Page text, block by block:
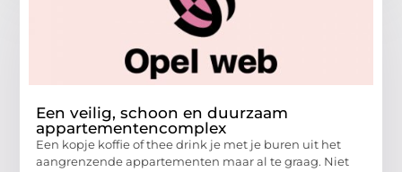
Een veilig, schoon en duurzaam
appartementencomplex
Een kopje koffie of thee drink je met je buren uit het
aangrenzende appartementen maar al te graag. Niet